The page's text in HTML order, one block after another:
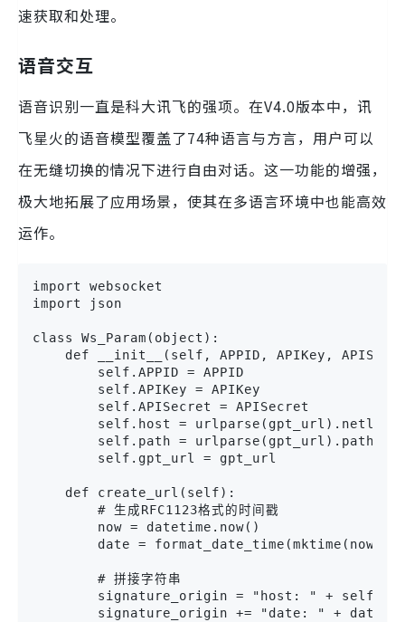
速获取和处理。
语音交互
语音识别一直是科大讯飞的强项。在V4.0版本中，讯
飞星火的语音模型覆盖了74种语言与方言，用户可以
在无缝切换的情况下进行自由对话。这一功能的增强，
极大地拓展了应用场景，使其在多语言环境中也能高效
运作。
import websocket
import json
class Ws_Param(object):
def __init__(self, APPID, APIKey,
        self.APPID = APPID
        self.APIKey = APIKey
        self.APISecret = APISecret
        self.host = urlparse(gpt_url).netloc
        self.path = urlparse(gpt_url).path
        self.gpt_url = gpt_url
    def create_url(self):
        # 生成RFC1123格式的时间戳
        now = datetime.now()
date =
        # 拼接字符串
signature_origin = "host: " +
signature_origin += "date: " + date +